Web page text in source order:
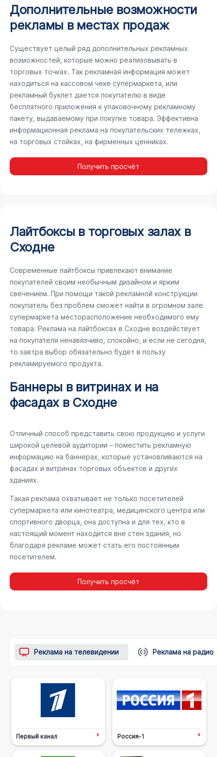
Дополнительные возможности
рекламы в местах продаж
Существует целый ряд дополнительных рекламных
возможностей, которые можно реализовывать в
торговых точках. Так рекламная информация может
находиться на кассовом чеке супермаркета, или
рекламный буклет дается покупателю в виде
бесплатного приложения к упаковочному рекламному
пакету, выдаваемому при покупке товара. Эффективна
информационная реклама на покупательских тележках,
на торговых стойках, на фирменных ценниках.
Получить просчёт
Лайтбоксы в торговых залах в
Сходне
Современные лайтбоксы привлекают внимание
покупателей своим необычным дизайном и ярким
свечением. При помощи такой рекламной конструкции
покупатель без проблем сможет найти в огромном зале
супермаркета месторасположение необходимого ему
товара. Реклама на лайтбоксах в Сходне воздействует
на покупателя ненавязчиво, спокойно, и если не сегодня,
то завтра выбор обязательно будет в пользу
рекламируемого продукта.
Баннеры в витринах и на
фасадах в Сходне
Отличный способ представить свою продукцию и услуги
широкой целевой аудитории – поместить рекламную
информацию на баннерах, которые установливаются на
фасадах и витринах торговых объектов и других
зданиях.
Такая реклама охватывает не только посетителей
супермаркета или кинотеатра, медицинского центра или
спортивного дворца, она доступна и для тех, кто в
настоящий момент находится вне стен здания, но
благодаря рекламе может стать его постоянным
посетителем.
Получить просчёт
Реклама на телевидении Реклама на радио
Первый канал Россия-1